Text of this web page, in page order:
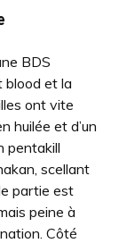
BDS
blood et la
ont vite
huilée et d’un
pentakill
scellant
partie est
peine à
Côté